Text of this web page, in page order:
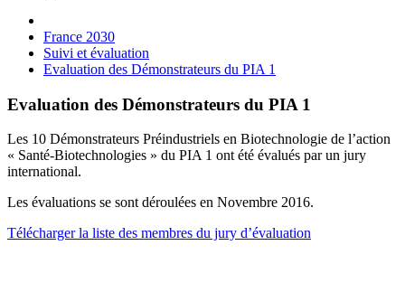
France 2030
Suivi et évaluation
Evaluation des Démonstrateurs du PIA 1
Evaluation des Démonstrateurs du PIA 1
Les 10 Démonstrateurs Préindustriels en Biotechnologie de l’action
« Santé-Biotechnologies » du PIA 1 ont été évalués par un jury
international.
Les évaluations se sont déroulées en Novembre 2016.
Télécharger la liste des membres du jury d’évaluation